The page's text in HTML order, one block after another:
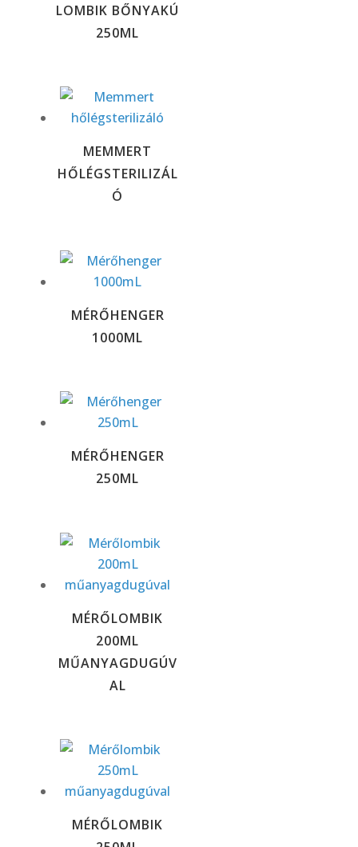
LOMBIK BŐNYAKÚ
250ML
MEMMERT
HŐLÉGSTERILIZÁL
Ó
MÉRŐHENGER
1000ML
MÉRŐHENGER
250ML
MÉRŐLOMBIK
200ML
MŰANYAGDUGÚV
AL
MÉRŐLOMBIK